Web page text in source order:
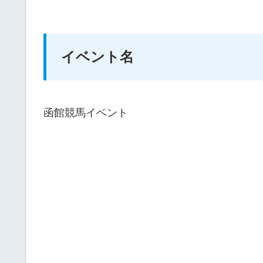
イベント名
函館競馬イベント